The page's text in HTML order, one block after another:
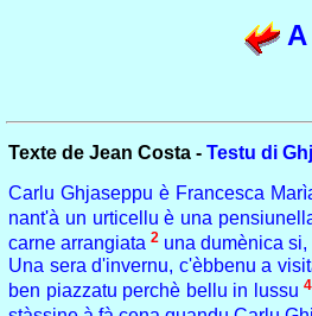
Texte de Jean Costa - Testu di
Carlu Ghjaseppu è Francesca
nant'à un urticellu è una
carne arrangiata 2 una dumènica
Una sera d'invernu, c'èbbenu a
ben piazzatu perchè bellu in lussu4